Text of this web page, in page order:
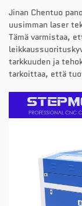
Jinan Chentuo
uusimman laser
Tämä varmistaa,
tarkkuuden ja
tarkoittaa, että